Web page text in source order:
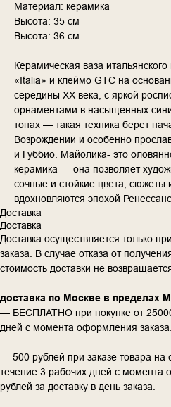
Материал: керамика
Высота: 35 см
Высота: 36 см
Керамическая ваза
«Italia» и клеймо GTC на
середины XX века, с яркой
орнаментами в насыщенных
тонах — такая техника берет
Возрождении и особенно
и Губбио. Майолика- это
керамика — она позволяет
сочные и стойкие цвета, сюжеты
вдохновляются эпохой
Доставка
Доставка
Доставка осуществляется только
заказа. В случае отказа от
стоимость доставки не
доставка по Москве в пределах
— БЕСПЛАТНО при покупке от
дней с момента оформления заказа.
— 500 рублей при заказе товара
течение 3 рабочих дней с момента
рублей за доставку в день заказа.